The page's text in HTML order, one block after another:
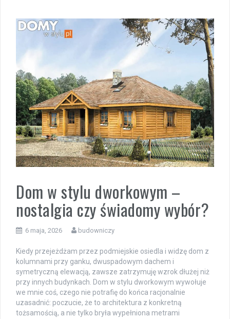
Dom w stylu dworkowym –
nostalgia czy świadomy wybór?
6 maja, 2026 budowniczy
Kiedy przejeżdżam przez podmiejskie osiedla i widzę dom z
kolumnami przy ganku, dwuspadowym dachem i
symetryczną elewacją, zawsze zatrzymuję wzrok dłużej niż
przy innych budynkach. Dom w stylu dworkowym wywołuje
we mnie coś, czego nie potrafię do końca racjonalnie
uzasadnić: poczucie, że to architektura z konkretną
tożsamością, a nie tylko bryła wypełniona metrami